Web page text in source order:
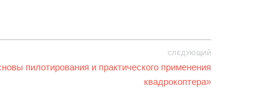
СЛЕДУЮЩИЙ
пилотирования и практического применения
квадрокоптера»